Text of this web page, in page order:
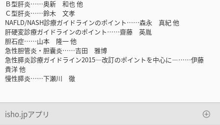
Ｂ型肝炎……奥新 和也 他
Ｃ型肝炎……鈴木 文孝
NAFLD/NASH診療ガイドラインのポイント……森永 真紀 他
肝硬変診療ガイドラインのポイント……齋藤 英胤
胆石症……山本 隆一 他
急性胆管炎・胆囊炎……吉田 雅博
急性膵炎診療ガイドライン2015―改訂のポイントを中心に―……伊藤
貴洋 他
慢性膵炎……下瀬川 徹
isho.jpアプリ